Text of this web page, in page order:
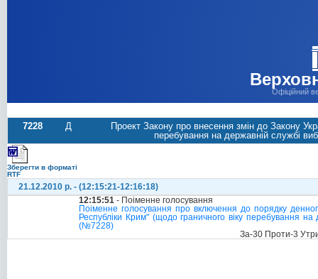
Офіційний
7228 Д
Проект Закону про внесення змін до Закону
перебування на державній службі
Зберегти в форматі
RTF
21.12.2010 р. - (12:15:21-12:16:18)
12:15:51 - Поіменне голосування
Поіменне голосування про включення до порядку
Республіки Крим" (щодо граничного віку перебування
(№7228)
За-30 Проти-3